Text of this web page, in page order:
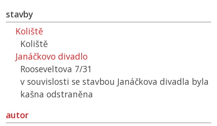
stavby
Koliště
Koliště
Janáčkovo divadlo
Rooseveltova 7/31
v souvislosti se stavbou Janáčkova divadla byla
kašna odstraněna
autor